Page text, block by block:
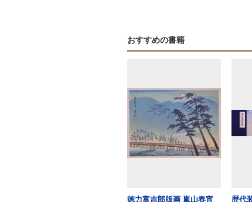
おすすめの書籍
徳力富吉郎版画 嵐山春宵
歴代